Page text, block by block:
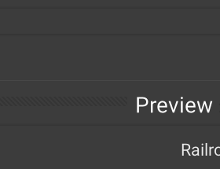
Preview